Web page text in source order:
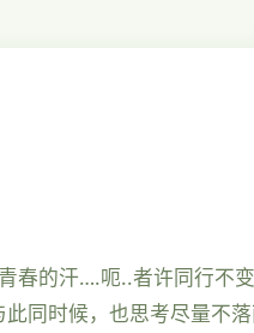
春的汗….呃..者许同行不
同时候，也思考尽量不